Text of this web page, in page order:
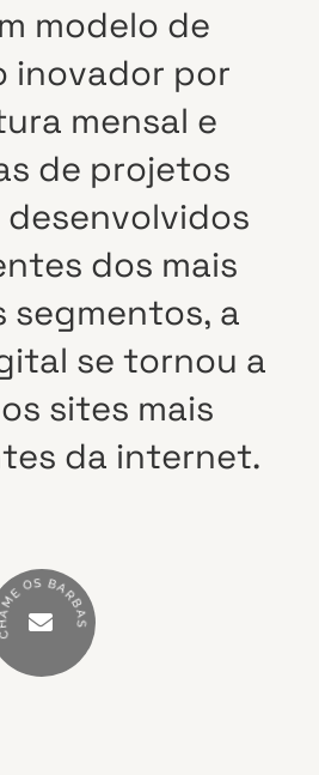
modelo de
inovador por
mensal e
de projetos
desenvolvidos
dos mais
segmentos, a
se tornou a
sites mais
da internet.
C
A
M
E
OS BAR
B
A
S